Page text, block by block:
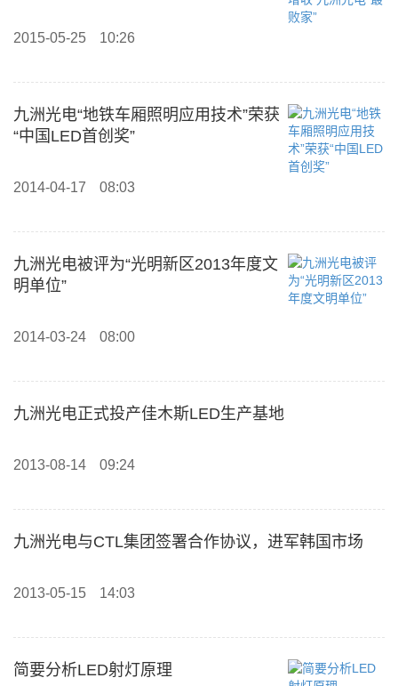
2015-05-25 10:26
九洲光电“地铁车厢照明应用技术”荣获
“中国LED首创奖”
2014-04-17 08:03
九洲光电被评为“光明新区2013年度文
明单位”
2014-03-24 08:00
九洲光电正式投产佳木斯LED生产基地
2013-08-14 09:24
九洲光电与CTL集团签署合作协议，进军韩国市场
2013-05-15 14:03
简要分析LED射灯原理